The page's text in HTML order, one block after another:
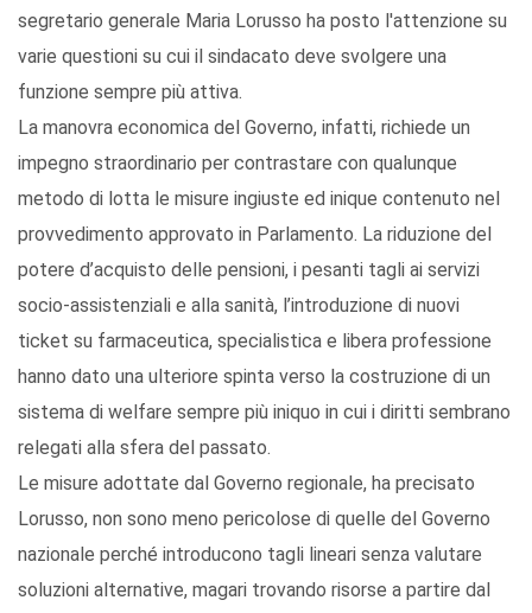
segretario generale Maria Lorusso ha posto l'attenzione su
varie questioni su cui il sindacato deve svolgere una
funzione sempre più attiva.
La manovra economica del Governo, infatti, richiede un
impegno straordinario per contrastare con qualunque
metodo di lotta le misure ingiuste ed inique contenuto nel
provvedimento approvato in Parlamento. La riduzione del
potere d’acquisto delle pensioni, i pesanti tagli ai servizi
socio-assistenziali e alla sanità, l’introduzione di nuovi
ticket su farmaceutica, specialistica e libera professione
hanno dato una ulteriore spinta verso la costruzione di un
sistema di welfare sempre più iniquo in cui i diritti sembrano
relegati alla sfera del passato.
Le misure adottate dal Governo regionale, ha precisato
Lorusso, non sono meno pericolose di quelle del Governo
nazionale perché introducono tagli lineari senza valutare
soluzioni alternative, magari trovando risorse a partire dal